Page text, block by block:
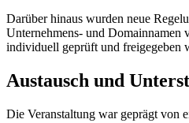
Darüber hinaus wurden neue
Unternehmens- und Domainnamen
individuell geprüft und freigegeben
Austausch und
Die Veranstaltung war geprägt von